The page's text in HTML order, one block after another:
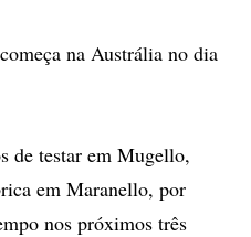
na Austrália no dia
de testar em Mugello,
em Maranello, por
nos próximos três